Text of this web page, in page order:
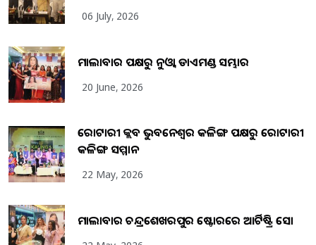
06 July, 2026
ମାଲାବାର ପକ୍ଷରୁ ନୁଓ୍ବା ଡାଏମଣ୍ଡ ସମ୍ଭାର
20 June, 2026
ରୋଟାରୀ କ୍ଲବ ଭୁବନେଶ୍ୱର କଳିଙ୍ଗ ପକ୍ଷରୁ ରୋଟାରୀ
କଳିଙ୍ଗ ସମ୍ମାନ
22 May, 2026
ମାଲାବାର ଚନ୍ଦ୍ରଶେଖରପୁର ଷ୍ଟୋରରେ ଆର୍ଟିଷ୍ଟ୍ରି ସୋ